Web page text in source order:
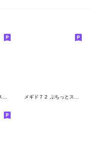
メギド７２ ぷちっとスタンプvol.3 メギド７２ ぷちっとスタンプvol.2